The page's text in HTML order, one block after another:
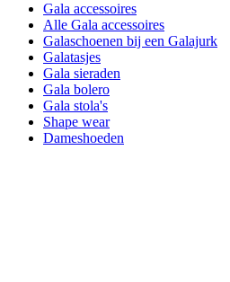
Gala accessoires
Alle Gala accessoires
Galaschoenen bij een Galajurk
Galatasjes
Gala sieraden
Gala bolero
Gala stola's
Shape wear
Dameshoeden